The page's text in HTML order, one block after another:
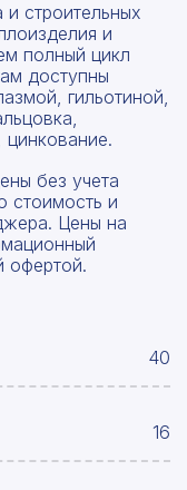
строительных
и
полный цикл
доступны
гильотиной,
без учета
стоимость и
Цены на
офертой.
40
16